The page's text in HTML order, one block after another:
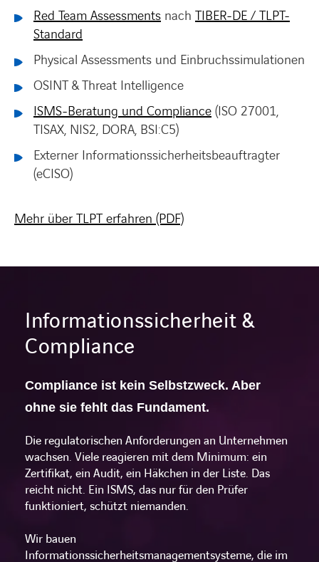
Red Team Assessments nach TIBER-DE / TLPT-
Standard
Physical Assessments und Einbruchssimulationen
OSINT & Threat Intelligence
ISMS-Beratung und Compliance (ISO 27001,
TISAX, NIS2, DORA, BSI:C5)
Externer Informationssicherheitsbeauftragter
(eCISO)
Mehr über TLPT erfahren (PDF)
Informationssicherheit &
Compliance
Compliance ist kein Selbstzweck. Aber
ohne sie fehlt das Fundament.
Die regulatorischen Anforderungen an Unternehmen
wachsen. Viele reagieren mit dem Minimum: ein
Zertifikat, ein Audit, ein Häkchen in der Liste. Das
reicht nicht. Ein ISMS, das nur für den Prüfer
funktioniert, schützt niemanden.
Wir bauen
Informationssicherheitsmanagementsysteme, die im